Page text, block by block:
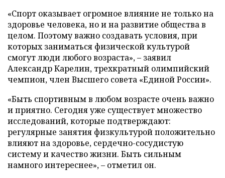
«Спорт оказывает огромное влияние не только на
здоровье человека, но и на развитие общества в
целом. Поэтому важно создавать условия, при
которых заниматься физической культурой
смогут люди любого возраста», – заявил
Александр Карелин, трехкратный олимпийский
чемпион, член Высшего совета «Единой России».
«Быть спортивным в любом возрасте очень важно
и приятно. Сегодня уже существует множество
исследований, которые подтверждают:
регулярные занятия физкультурой положительно
влияют на здоровье, сердечно-сосудистую
систему и качество жизни. Быть сильным
намного интереснее», – отметил он.